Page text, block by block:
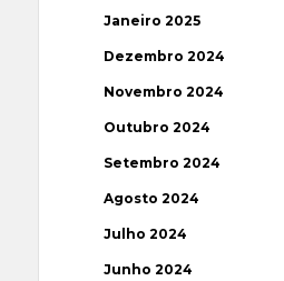
Janeiro 2025
Dezembro 2024
Novembro 2024
Outubro 2024
Setembro 2024
Agosto 2024
Julho 2024
Junho 2024